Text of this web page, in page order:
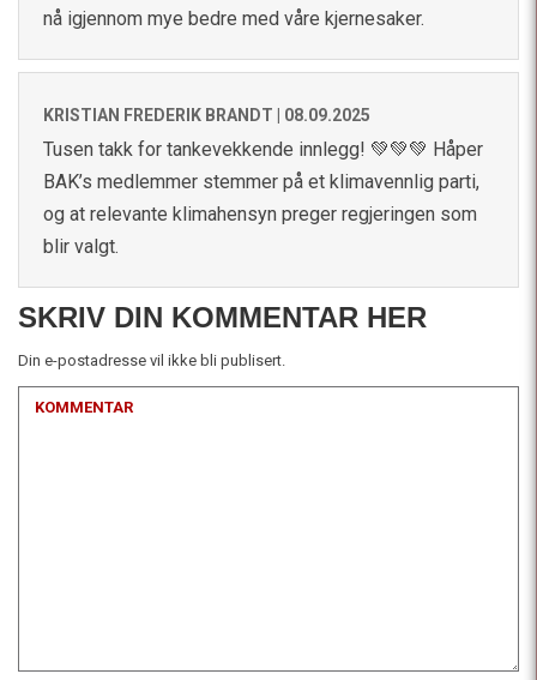
nå igjennom mye bedre med våre kjernesaker.
KRISTIAN FREDERIK BRANDT | 08.09.2025
Tusen takk for tankevekkende innlegg! 💚💚💚 Håper
BAK’s medlemmer stemmer på et klimavennlig parti,
og at relevante klimahensyn preger regjeringen som
blir valgt.
SKRIV DIN KOMMENTAR HER
Din e-postadresse vil ikke bli publisert.
KOMMENTAR